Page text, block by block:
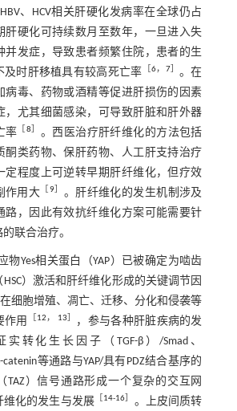
、HCV相关肝硬化发病率在全球仍占
肝硬化可持续数月至数年，一旦进入失
并发症，导致患者频繁住院，患者的生
及时肝移植具有较高死亡率
6， 7］ 。在
病毒、药物或酒精等促进肝损伤的因素
，尤其细菌感染，可导致肝脏和肝外器
率
8
。西医治疗肝纤维化的方法包括
酮类药物、保肝药物、人工肝支持治疗
定程度上可逆转早期肝纤维化，但疗效
作用大
9］ 。肝纤维化的发生机制涉及
路，因此有效抗纤维化方案可能需要针
联合治疗。
物Yes相关蛋白（YAP）已被确定为啮齿
）激活和肝纤维化形成的关键调节因
在细胞增殖、凋亡、迁移、分化和侵袭等
作用
12， 13
，参与各种肝脏疾病的发
转化生长因子（TGF-β）/Smad、
catenin等通路与YAP/具有PDZ结合基序的
TAZ）信号通路形成一个复杂的交互网
维化的发生与发展
14-16
。上皮间质转